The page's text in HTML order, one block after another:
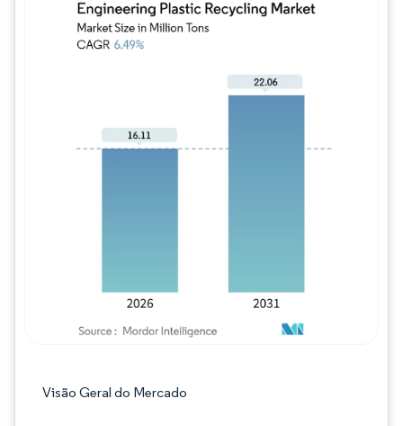
Visão Geral do Mercado